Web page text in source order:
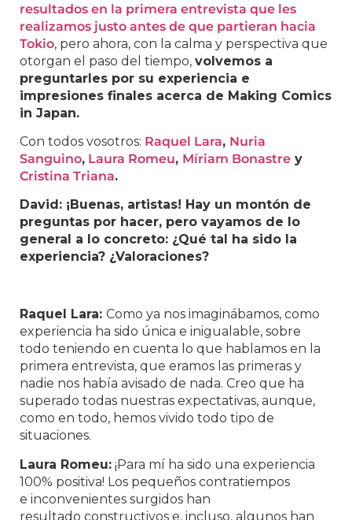
resultados en la primera entrevista que les
realizamos justo antes de que partieran hacia
Tokio, pero ahora, con la calma y perspectiva que
otorgan el paso del tiempo, volvemos a
preguntarles por su experiencia e
impresiones finales acerca de Making Comics
in Japan.
Con todos vosotros: Raquel Lara, Nuria
Sanguino, Laura Romeu, Míriam Bonastre y
Cristina Triana.
David: ¡Buenas, artistas! Hay un montón de
preguntas por hacer, pero vayamos de lo
general a lo concreto: ¿Qué tal ha sido la
experiencia? ¿Valoraciones?
Raquel Lara: Como ya nos imaginábamos, como
experiencia ha sido única e inigualable, sobre
todo teniendo en cuenta lo que hablamos en la
primera entrevista, que eramos las primeras y
nadie nos había avisado de nada. Creo que ha
superado todas nuestras expectativas, aunque,
como en todo, hemos vivido todo tipo de
situaciones.
Laura Romeu: ¡Para mí ha sido una experiencia
100% positiva! Los pequeños contratiempos
e inconvenientes surgidos han
resultado constructivos e, incluso, algunos han